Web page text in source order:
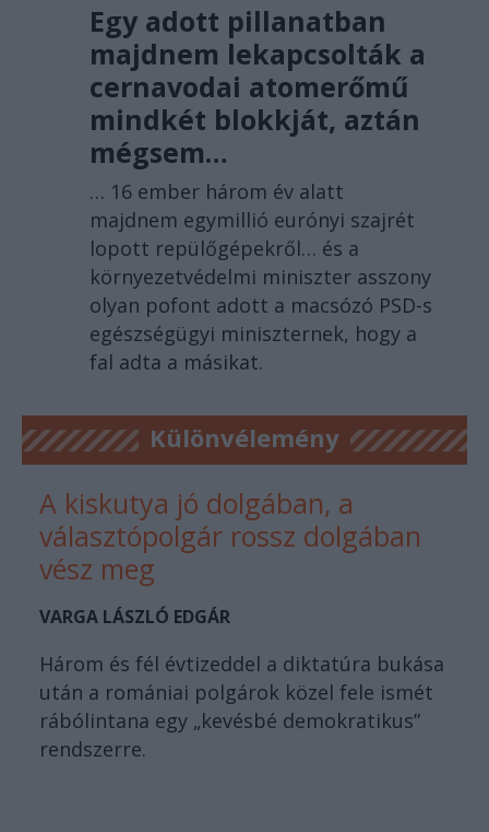
Egy adott pillanatban
majdnem lekapcsolták a
cernavodai atomerőmű
mindkét blokkját, aztán
mégsem…
… 16 ember három év alatt
majdnem egymillió eurónyi szajrét
lopott repülőgépekről… és a
környezetvédelmi miniszter asszony
olyan pofont adott a macsózó PSD-s
egészségügyi miniszternek, hogy a
fal adta a másikat.
Különvélemény
A kiskutya jó dolgában, a
választópolgár rossz dolgában
vész meg
VARGA LÁSZLÓ EDGÁR
Három és fél évtizeddel a diktatúra bukása
után a romániai polgárok közel fele ismét
rábólintana egy „kevésbé demokratikus”
rendszerre.